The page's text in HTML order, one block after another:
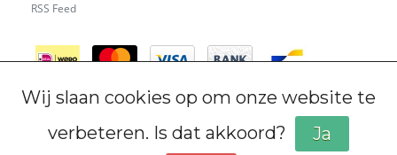
RSS Feed
Wij slaan cookies op om onze website te
verbeteren. Is dat akkoord?
Ja